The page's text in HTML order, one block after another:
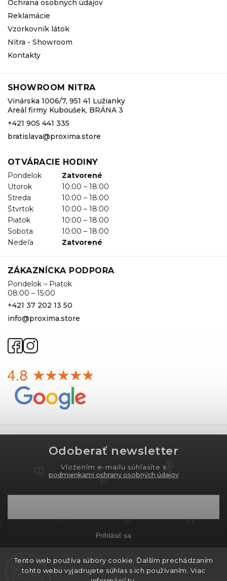
Tento web používa súbory cookie. Ďalším prechádzaním
tohto webu vyjadrujete súhlas s ich používaním. Viac
Ochrana osobných údajov
Reklamácie
Vzorkovník látok
Nitra - Showroom
Kontakty
SHOWROOM NITRA
Vinárska 1006/7, 951 41 Lužianky
Areál firmy Kuboušek, BRÁNA 3
+421 905 441 335
bratislava@proxima.store
OTVÁRACIE HODINY
Pondelok
Zatvorené
Utorok
10:00 – 18:00
Streda
10:00 – 18:00
Štvrtok
10:00 – 18:00
Piatok
10:00 – 18:00
Sobota
10:00 – 18:00
Nedeľa
Zatvorené
ZÁKAZNÍCKA PODPORA
Pondelok – Piatok
08:00 – 15:00
+421 37 202 13 50
info@proxima.store
Odoberať newsletter
Vložením e-mailu súhlasíte s
podmienkami ochrany osobných údajov
Prihlásiť sa